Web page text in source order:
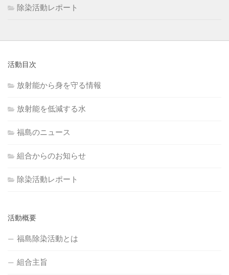
除染活動レポート
活動目次
放射能から身を守る情報
放射能を低減する水
福島のニュース
組合からのお知らせ
除染活動レポート
活動概要
福島除染活動とは
組合主旨